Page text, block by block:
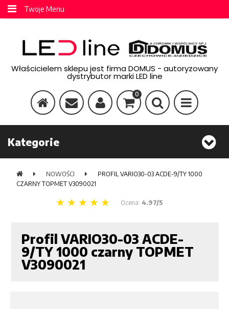
Twoje Menu
Właścicielem sklepu jest firma DOMUS - autoryzowany
dystrybutor marki LED line
0
Kategorie
NOWOŚCI
PROFIL VARIO30-03 ACDE-9/TY 1000
CZARNY TOPMET V3090021
Ocena: 4.97/5
Profil VARIO30-03 ACDE-
9/TY 1000 czarny TOPMET
V3090021